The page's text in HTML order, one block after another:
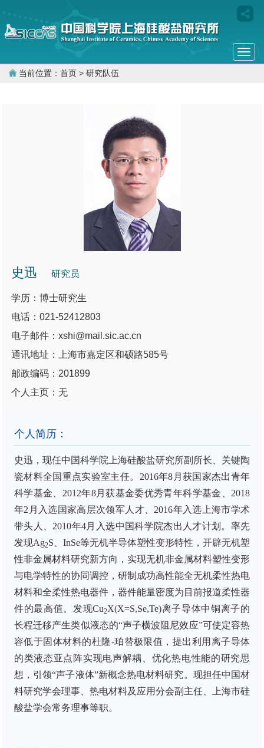
当前位置： 首页 > 研究队伍
史迅 研究员
学历：博士研究生
电话：021-52412803
电子邮件：xshi@mail.sic.ac.cn
通讯地址：上海市嘉定区和硕路585号
邮政编码：201899
个人主页：无
个人简历：
史迅 ，现任中国科学院上海硅酸盐研究所副所长、关键陶
瓷材料全国重点实验室主任。 2016年8 月获国家杰出青年
科学基金、 2012年8月获基金委优秀青年科学基金、 2018
年2 月入选国家高层次领军人才、 2016年入选上海市学术
带头人、 2010年4月入选中国科学院杰出人才计划。率先
发现Ag2S InSe等无机半导体塑性变形特性，开辟无机塑
性非金属材料研究新方向，实现无机非金属材料塑性变形
与电学特性的协同调控，研制成功高性能全无机柔性热电
材料和全柔性热电器件，器件能量密度为目前报道柔性器
件的最高值。发现Cu2X(X=S,Se,Te)离子导体中铜离子的
长程迁移产生类似液态的“声子横波阻尼效应”可使定容热
容低于固体材料的杜隆-珀替极限值，提出利用离子导体
的类液态亚点阵实现电声解耦、优化热电性能的研究思
想，引领“声子液体”新概念热电材料研究。现担任中国材
料研究学会理事、热电材料及应用分会副主任、上海市硅
酸盐学会常务理事等职。